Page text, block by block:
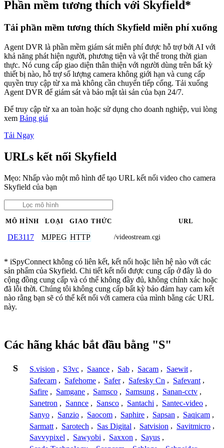
Phần mềm tương thích với Skyfield*
Tải phần mềm tương thích Skyfield miễn phí xuống
Agent DVR là phần mềm giám sát miễn phí được hỗ trợ bởi AI với
khả năng phát hiện người, phương tiện và vật thể trong thời gian
thực. Nó cung cấp giao diện thân thiện với người dùng trên bất kỳ
thiết bị nào, hỗ trợ số lượng camera không giới hạn và cung cấp
quyền truy cập từ xa mà không cần chuyển tiếp cổng. Tải xuống
Agent DVR để giám sát và bảo mật tài sản của bạn 24/7.
Để truy cập từ xa an toàn hoặc sử dụng cho doanh nghiệp, vui lòng
xem Bảng giá
Tải Ngay
URLs kết nối Skyfield
Mẹo: Nhấp vào một mô hình để tạo URL kết nối video cho camera
Skyfield của bạn
MÔ HÌNH LOẠI GIAO THỨC URL
DE3117 MJPEG HTTP /videostream.cgi
* iSpyConnect không có liên kết, kết nối hoặc liên hệ nào với các
sản phẩm của Skyfield. Chi tiết kết nối được cung cấp ở đây là do
cộng đồng cung cấp và có thể không đầy đủ, không chính xác hoặc
đã lỗi thời. Chúng tôi không cung cấp bất kỳ bảo đảm hay cam kết
nào rằng bạn sẽ có thể kết nối với camera của mình bằng các URL
này.
Các hãng khác bắt đầu bằng "S"
S S.vision , S3vc , Saance , Sab , Sacam , Saewit ,
Safecam , Safehome , Safer , Safesky Cn , Safevant ,
Safire , Samgane , Samsco , Samsung , Sanan-cctv ,
Sanetron , Sannce , Sansco , Santachi , Santec-video ,
Sanyo , Sanzio , Saocom , Saphire , Sapsan , Saqicam ,
Sarmatt , Sarotech , Sas Digital , Satvision , Savitmicro ,
Savvypixel , Sawyobi , Saxxon , Sayus ,